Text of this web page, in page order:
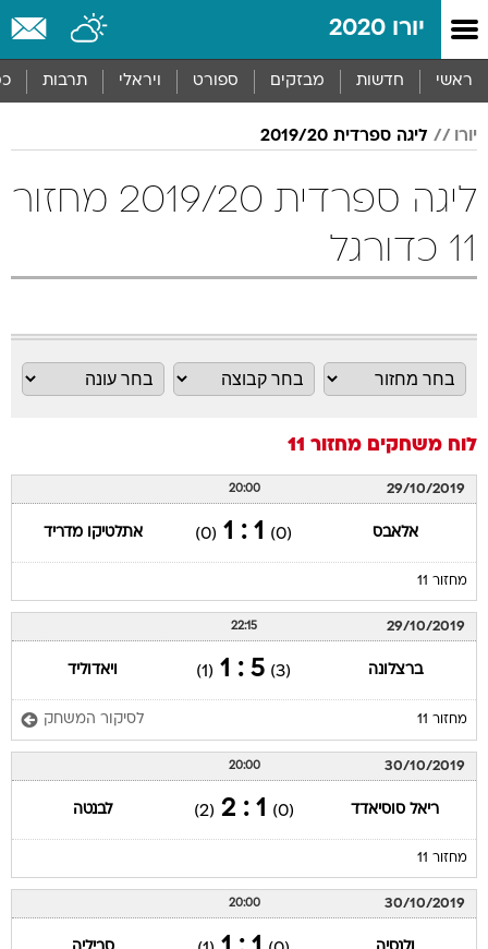
יורו 2020
ראשי חדשות מבזקים ספורט ויראלי תרבות
יורו ליגה ספרדית 2019/20
ליגה ספרדית 2019/20 מחזור
11 כדורגל
לוח משחקים מחזור 11
29/10/2019
20:00
אלאבס (0)
1 : 1
(0) אתלטיקו מדריד
מחזור 11
29/10/2019
22:15
ברצלונה (3)
5 : 1
(1) ויאדוליד
מחזור 11 לסיקור המשחק
30/10/2019
20:00
ריאל סוסיאדד (0)
1 : 2
(2) לבנטה
מחזור 11
30/10/2019
20:00